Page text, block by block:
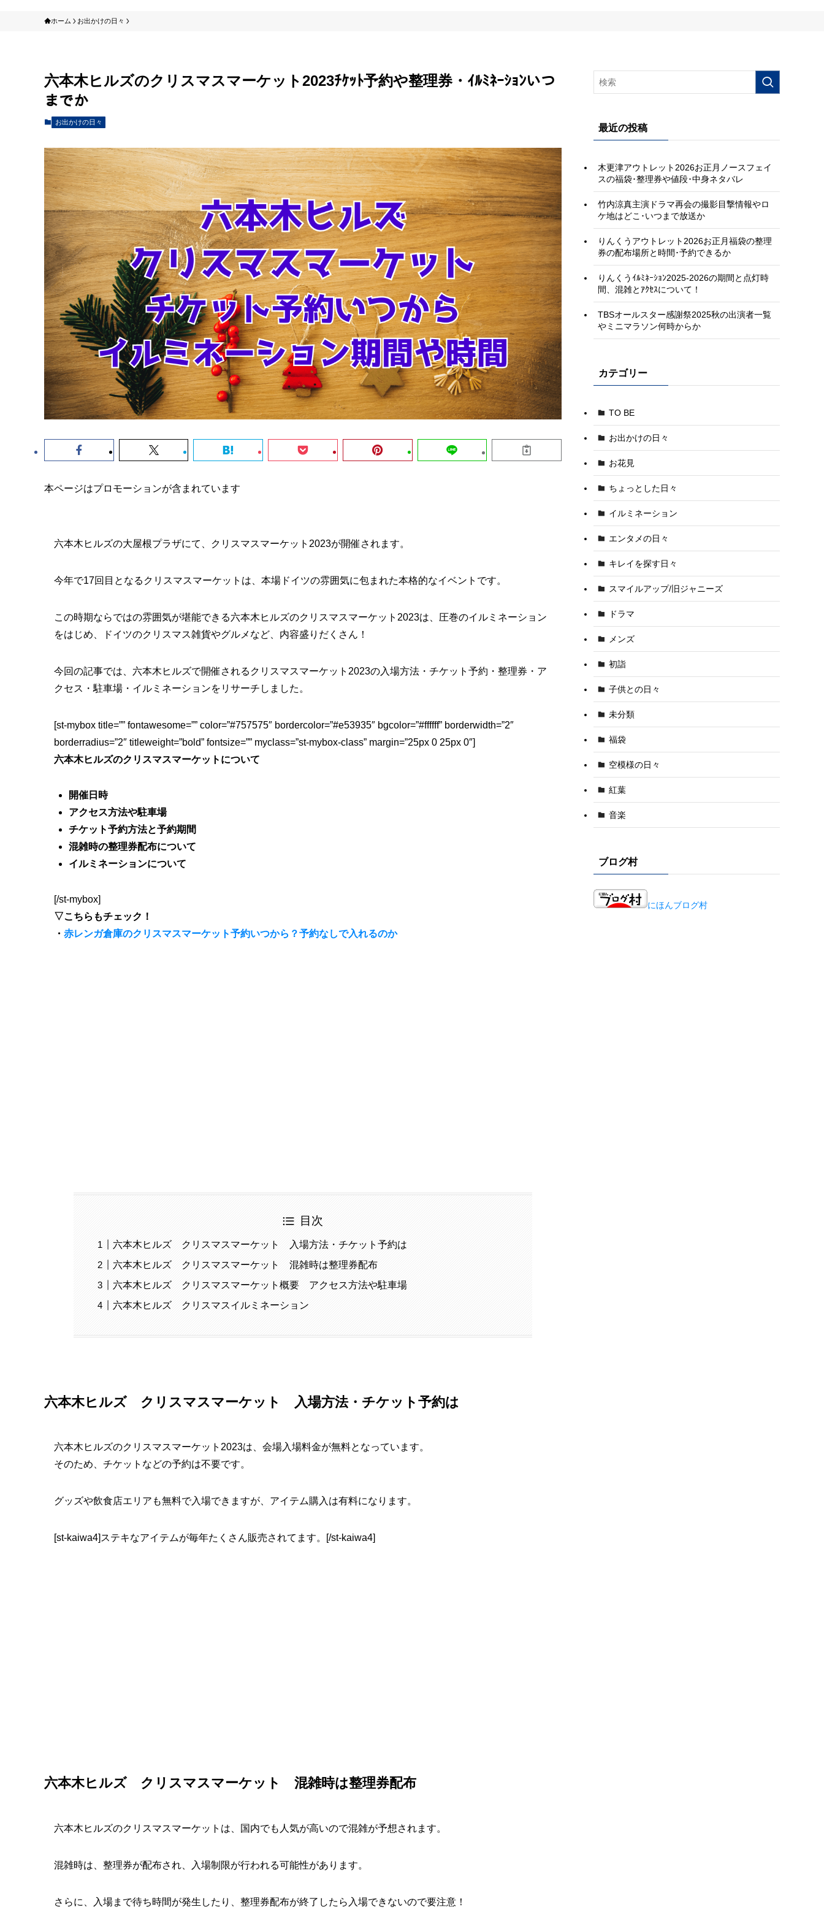
ホーム お出かけの日々
六本木ヒルズのクリスマスマーケット2023ﾁｹｯﾄ予約や整理券・ｲﾙﾐﾈｰｼｮﾝいつ
までか
お出かけの日々
本ページはプロモーションが含まれています
六本木ヒルズの大屋根プラザにて、クリスマスマーケット2023が開催されます。
今年で17回目となるクリスマスマーケットは、本場ドイツの雰囲気に包まれた本格的なイベントです。
この時期ならではの雰囲気が堪能できる六本木ヒルズのクリスマスマーケット2023は、圧巻のイルミネーション
をはじめ、ドイツのクリスマス雑貨やグルメなど、内容盛りだくさん！
今回の記事では、六本木ヒルズで開催されるクリスマスマーケット2023の入場方法・チケット予約・整理券・ア
クセス・駐車場・イルミネーションをリサーチしました。
[st-mybox title=”” fontawesome=”” color=”#757575″ bordercolor=”#e53935″ bgcolor=”#ffffff” borderwidth=”2″
borderradius=”2″ titleweight=”bold” fontsize=”” myclass=”st-mybox-class” margin=”25px 0 25px 0″]
六本木ヒルズのクリスマスマーケットについて
開催日時
アクセス方法や駐車場
チケット予約方法と予約期間
混雑時の整理券配布について
イルミネーションについて
[/st-mybox]
▽こちらもチェック！
・ 赤レンガ倉庫のクリスマスマーケット予約いつから？予約なしで入れるのか
目次
六本木ヒルズ クリスマスマーケット 入場方法・チケット予約は
六本木ヒルズ クリスマスマーケット 混雑時は整理券配布
六本木ヒルズ クリスマスマーケット概要 アクセス方法や駐車場
六本木ヒルズ クリスマスイルミネーション
六本木ヒルズ クリスマスマーケット 入場方法・チケット予約は
六本木ヒルズのクリスマスマーケット2023は、会場入場料金が無料となっています。
そのため、チケットなどの予約は不要です。
グッズや飲食店エリアも無料で入場できますが、アイテム購入は有料になります。
[st-kaiwa4]ステキなアイテムが毎年たくさん販売されてます。[/st-kaiwa4]
六本木ヒルズ クリスマスマーケット 混雑時は整理券配布
六本木ヒルズのクリスマスマーケットは、国内でも人気が高いので混雑が予想されます。
混雑時は、整理券が配布され、入場制限が行われる可能性があります。
さらに、入場まで待ち時間が発生したり、整理券配布が終了したら入場できないので要注意！
最近の投稿
木更津アウトレット2026お正月ノースフェイ
スの福袋･整理券や値段･中身ネタバレ
竹内涼真主演ドラマ再会の撮影目撃情報やロ
ケ地はどこ･いつまで放送か
りんくうアウトレット2026お正月福袋の整理
券の配布場所と時間･予約できるか
りんくうｲﾙﾐﾈｰｼｮﾝ2025-2026の期間と点灯時
間、混雑とｱｸｾｽについて！
TBSオールスター感謝祭2025秋の出演者一覧
やミニマラソン何時からか
カテゴリー
TO BE
お出かけの日々
お花見
ちょっとした日々
イルミネーション
エンタメの日々
キレイを探す日々
スマイルアップ/旧ジャニーズ
ドラマ
メンズ
初詣
子供との日々
未分類
福袋
空模様の日々
紅葉
音楽
ブログ村
にほんブログ村